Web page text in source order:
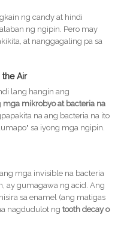
ng candy at hindi
ng ngipin. Pero may
at nanggagaling pa sa
the Air
lang hangin ang
mga mikrobyo at bacteria na
na ang bacteria na ito
sa iyong mga ngipin.
mga invisible na bacteria
ay gumagawa ng acid. Ang
sa enamel (ang matigas
nagdudulot ng tooth decay o